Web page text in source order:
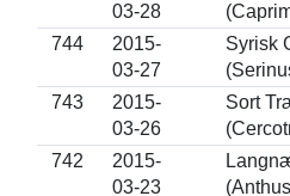
03-28
744
2015-
03-27
Syrisk
743
2015-
03-26
Sort
742
2015-
03-23